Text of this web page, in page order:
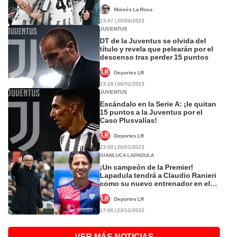
Moisés La Rosa
13:47 | 20/04/2023
JUVENTUS
DT de la Juventus se olvida del
título y revela que pelearán por el
descenso tras perder 15 puntos
Deportes LR
13:28 | 06/02/2023
JUVENTUS
Escándalo en la Serie A: ¡le quitan
15 puntos a la Juventus por el
Caso Plusvalías!
Deportes LR
23:00 | 20/01/2023
GIANLUCA LAPADULA
¡Un campeón de la Premier!
Lapadula tendrá a Claudio Ranieri
como su nuevo entrenador en el
Deportes LR
17:06 | 23/12/2022